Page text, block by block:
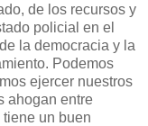
de los recursos y
policial en el
la democracia y la
Podemos
ejercer nuestros
ahogan entre
un buen